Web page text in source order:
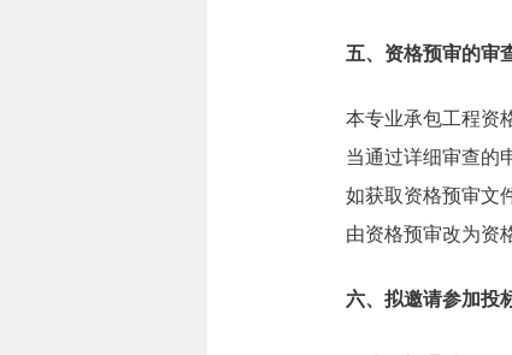
五、资格预审的审
本专业承包工程资
当通过详细审查的
如获取资格预审文
由资格预审改为资
六、拟邀请参加投